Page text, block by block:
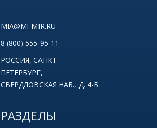
MIA@MI-MIR.RU
8 (800) 555-95-11
РОССИЯ, САНКТ-
ПЕТЕРБУРГ,
СВЕРДЛОВСКАЯ НАБ., Д. 4-Б
РАЗДЕЛЫ